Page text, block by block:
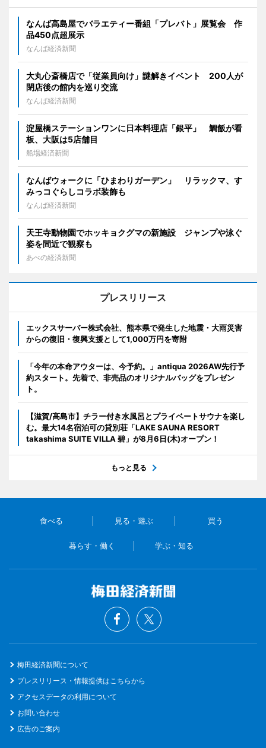
なんば高島屋でバラエティー番組「プレバト」展覧会 作
品450点超展示
なんば経済新聞
大丸心斎橋店で「従業員向け」謎解きイベント 200人が
閉店後の館内を巡り交流
なんば経済新聞
淀屋橋ステーションワンに日本料理店「銀平」 鯛飯が看
板、大阪は5店舗目
船場経済新聞
なんばウォークに「ひまわりガーデン」 リラックマ、す
みっコぐらしコラボ装飾も
なんば経済新聞
天王寺動物園でホッキョクグマの新施設 ジャンプや泳ぐ
姿を間近で観察も
あべの経済新聞
プレスリリース
エックスサーバー株式会社、熊本県で発生した地震・大雨災害
からの復旧・復興支援として1,000万円を寄附
「今年の本命アウターは、今予約。」antiqua 2026AW先行予
約スタート。先着で、非売品のオリジナルバッグをプレゼン
ト。
【滋賀/高島市】チラー付き水風呂とプライベートサウナを楽し
む。最大14名宿泊可の貸別荘「LAKE SAUNA RESORT
takashima SUITE VILLA 碧」が8月6日(木)オープン！
もっと見る
食べる 見る・遊ぶ 買う
暮らす・働く 学ぶ・知る
梅田経済新聞について
プレスリリース・情報提供はこちらから
アクセスデータの利用について
お問い合わせ
広告のご案内